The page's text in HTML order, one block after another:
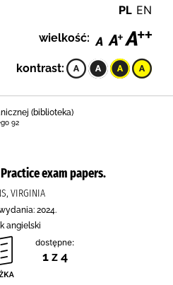
PL EN
wielkość:
kontrast:
(biblioteka)
92
Practice exam papers.
VIRGINIA
2024.
angielski
dostępne:
1 z 4